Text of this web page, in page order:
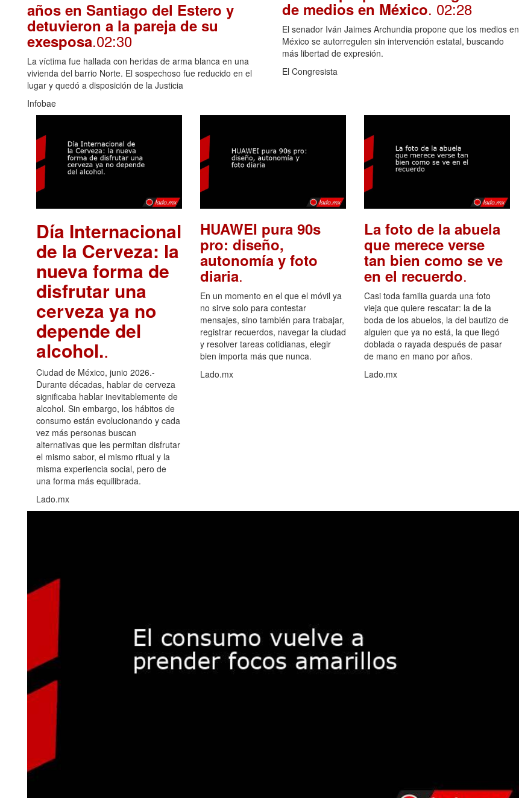
años en Santiago del Estero y
detuvieron a la pareja de su
exesposa.02:30
La víctima fue hallada con heridas de arma blanca en una
vivienda del barrio Norte. El sospechoso fue reducido en el
lugar y quedó a disposición de la Justicia
Infobae
de medios en México. 02:28
El senador Iván Jaimes Archundia propone que los medios en
México se autorregulen sin intervención estatal, buscando
más libertad de expresión.
El Congresista
Día Internacional
de la Cerveza: la
nueva forma de
disfrutar una
cerveza ya no
depende del
alcohol..
Ciudad de México, junio 2026.-
Durante décadas, hablar de cerveza
significaba hablar inevitablemente de
alcohol. Sin embargo, los hábitos de
consumo están evolucionando y cada
vez más personas buscan
alternativas que les permitan disfrutar
el mismo sabor, el mismo ritual y la
misma experiencia social, pero de
una forma más equilibrada.
Lado.mx
HUAWEI pura 90s
pro: diseño,
autonomía y foto
diaria.
En un momento en el que el móvil ya
no sirve solo para contestar
mensajes, sino también para trabajar,
registrar recuerdos, navegar la ciudad
y resolver tareas cotidianas, elegir
bien importa más que nunca.
Lado.mx
La foto de la abuela
que merece verse
tan bien como se ve
en el recuerdo.
Casi toda familia guarda una foto
vieja que quiere rescatar: la de la
boda de los abuelos, la del bautizo de
alguien que ya no está, la que llegó
doblada o rayada después de pasar
de mano en mano por años.
Lado.mx